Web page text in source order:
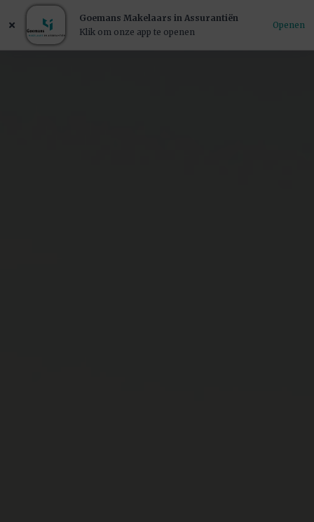
Goemans Makelaars in Assurantiën
Klik om onze app te openen
Openen